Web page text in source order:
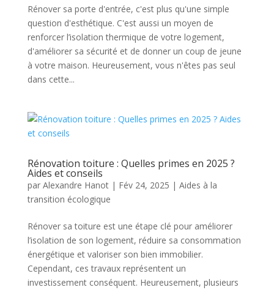
Rénover sa porte d'entrée, c'est plus qu'une simple
question d'esthétique. C'est aussi un moyen de
renforcer l’isolation thermique de votre logement,
d'améliorer sa sécurité et de donner un coup de jeune
à votre maison. Heureusement, vous n'êtes pas seul
dans cette...
Rénovation toiture : Quelles primes en 2025 ?
Aides et conseils
par Alexandre Hanot| Fév 24, 2025 | Aides à la
transition écologique
Rénover sa toiture est une étape clé pour améliorer
l’isolation de son logement, réduire sa consommation
énergétique et valoriser son bien immobilier.
Cependant, ces travaux représentent un
investissement conséquent. Heureusement, plusieurs